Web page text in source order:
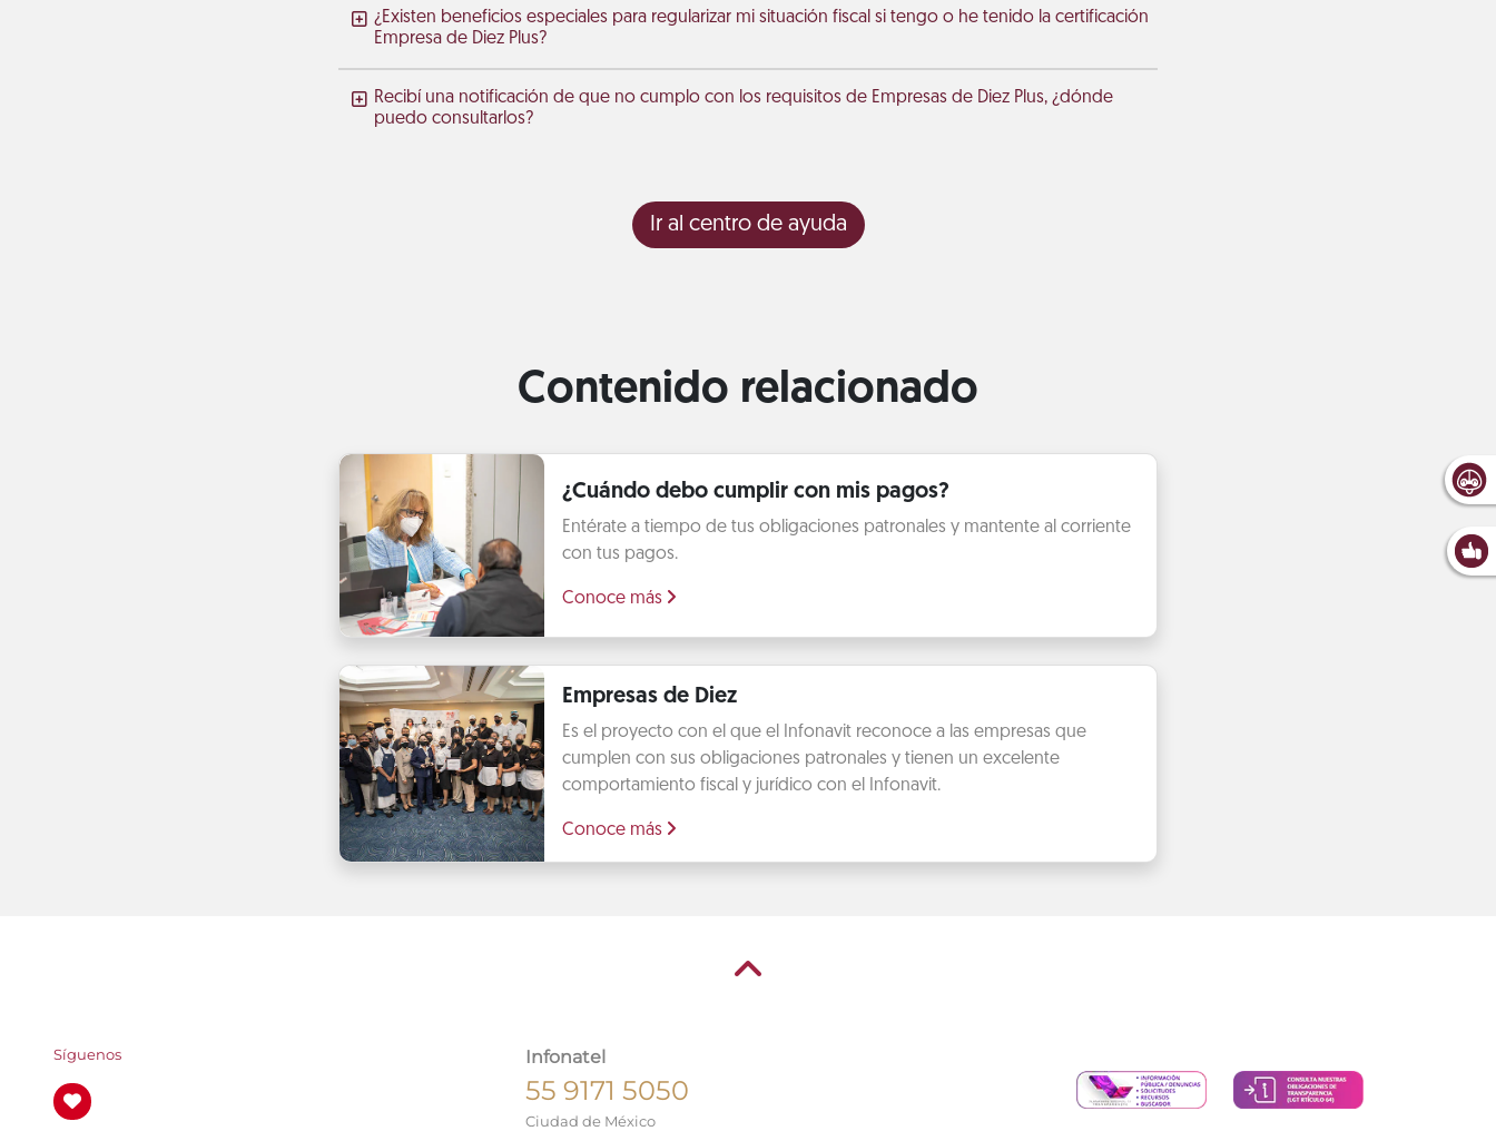
¿Existen beneficios especiales para regularizar mi situación fiscal si tengo o he tenido la certificación
Empresa de Diez Plus?
Recibí una notificación de que no cumplo con los requisitos de Empresas de Diez Plus, ¿dónde
puedo consultarlos?
Ir al centro de ayuda
Contenido relacionado
¿Cuándo debo cumplir con mis pagos?
Entérate a tiempo de tus obligaciones patronales y mantente al corriente
con tus pagos.
Conoce más
Empresas de Diez
Es el proyecto con el que el Infonavit reconoce a las empresas que
cumplen con sus obligaciones patronales y tienen un excelente
comportamiento fiscal y jurídico con el Infonavit.
Conoce más
Síguenos Infonatel
55 9171 5050
Ciudad de México